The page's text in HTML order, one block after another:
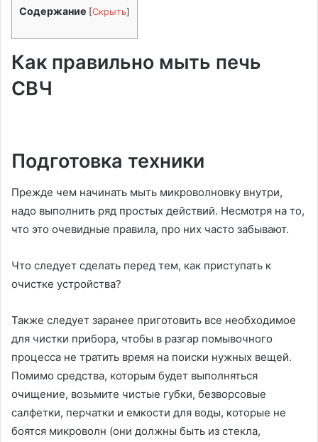
Содержание [Скрыть]
Как правильно мыть печь
СВЧ
Подготовка техники
Прежде чем начинать мыть микроволновку внутри,
надо выполнить ряд простых действий. Несмотря на то,
что это очевидные правила, про них часто забывают.
Что следует сделать перед тем, как приступать к
очистке устройства?
Также следует заранее приготовить все необходимое
для чистки прибора, чтобы в разгар помывочного
процесса не тратить время на поиски нужных вещей.
Помимо средства, которым будет выполняться
очищение, возьмите чистые губки, безворсовые
салфетки, перчатки и емкости для воды, которые не
боятся микроволн (они должны быть из стекла,